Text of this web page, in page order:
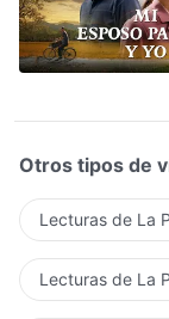
Otros tipos de
Lecturas de La
Lecturas de La